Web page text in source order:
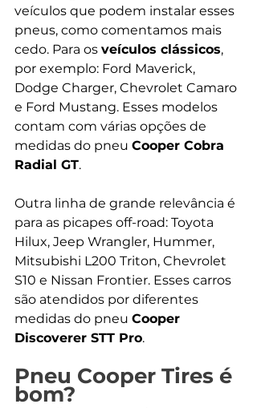
veículos que podem instalar esses
pneus, como comentamos mais
cedo. Para os veículos clássicos,
por exemplo: Ford Maverick,
Dodge Charger, Chevrolet Camaro
e Ford Mustang. Esses modelos
contam com várias opções de
medidas do pneu Cooper Cobra
Radial GT.
Outra linha de grande relevância é
para as picapes off-road: Toyota
Hilux, Jeep Wrangler, Hummer,
Mitsubishi L200 Triton, Chevrolet
S10 e Nissan Frontier. Esses carros
são atendidos por diferentes
medidas do pneu Cooper
Discoverer STT Pro.
Pneu Cooper Tires é
bom?